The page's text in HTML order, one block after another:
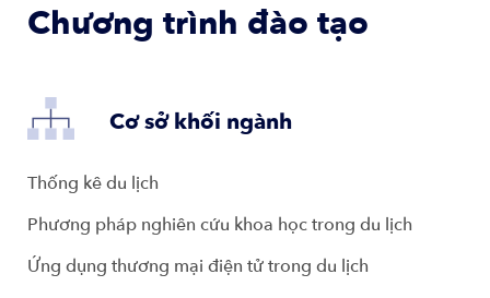
Chương trình đào tạo
Cơ sở khối ngành
Thống kê du lịch
Phương pháp nghiên cứu khoa học trong du lịch
Ứng dụng thương mại điện tử trong du lịch